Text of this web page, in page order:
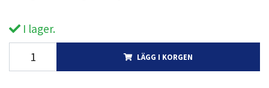
I lager.
LÄGG I KORGEN